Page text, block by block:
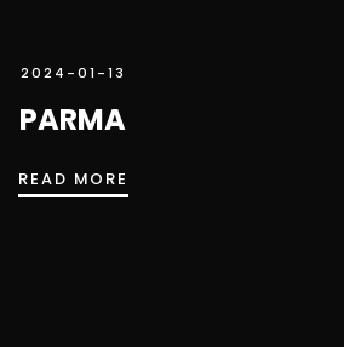
2024-01-13
PARMA
READ MORE